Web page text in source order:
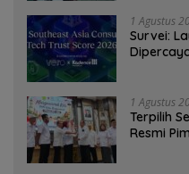
1 Agustus
Survei:
1 Agustus
‎Terpilih
Resmi